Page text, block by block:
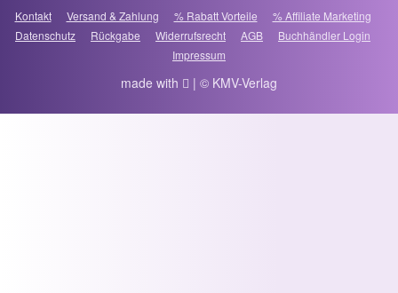
Kontakt Versand & Zahlung % Rabatt Vorteile
% Affiliate Marketing
Datenschutz
Rückgabe Widerrufsrecht AGB
Buchhändler Login
Impressum
made with | © KMV-Verlag